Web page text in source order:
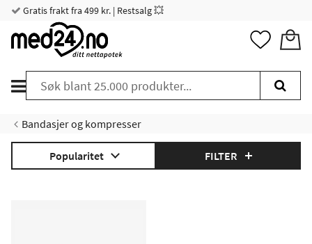
Gratis frakt fra 499 kr. | Restsalg 💥
Bandasjer og kompresser
Popularitet FILTER